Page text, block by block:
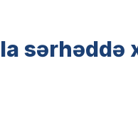
sərhəddə